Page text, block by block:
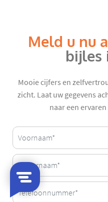
Meld u nu
bijles
Mooie cijfers en
zicht. Laat uw gegevens
naar een